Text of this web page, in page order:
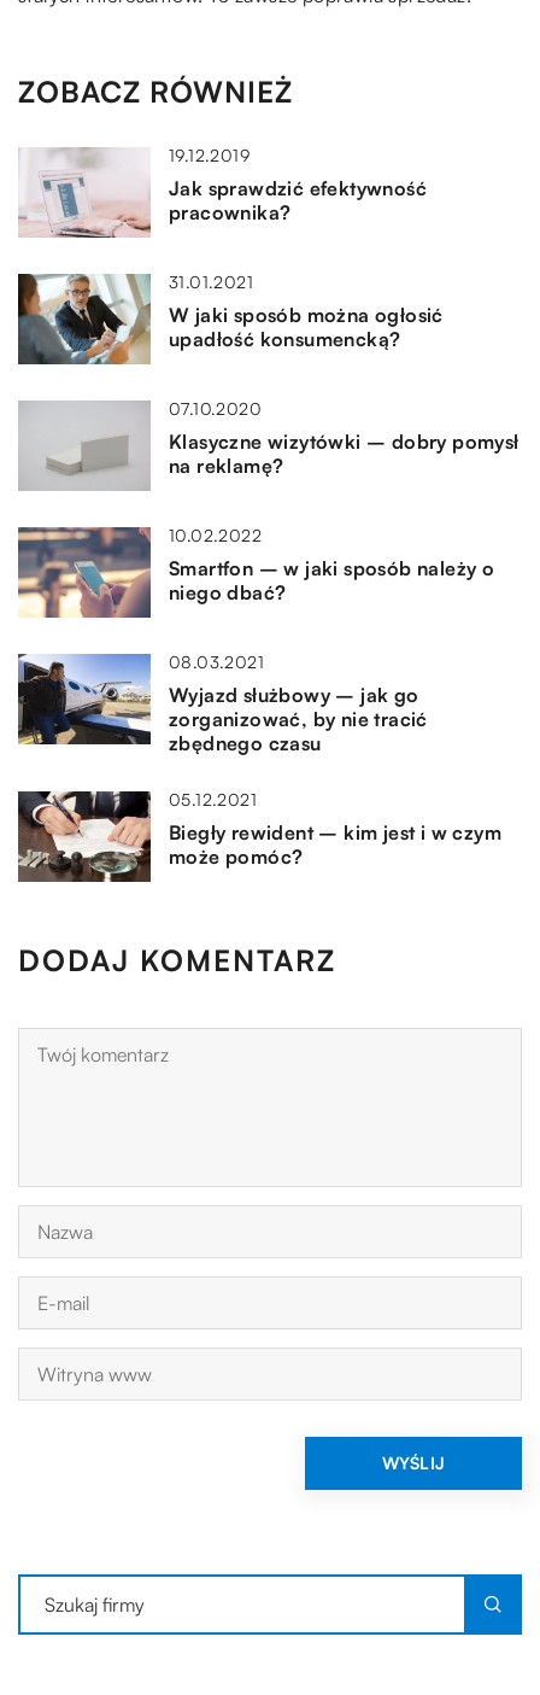
ZOBACZ RÓWNIEŻ
19.12.2019
Jak sprawdzić efektywność
pracownika?
31.01.2021
W jaki sposób można ogłosić
upadłość konsumencką?
07.10.2020
Klasyczne wizytówki – dobry pomysł
na reklamę?
10.02.2022
Smartfon – w jaki sposób należy o
niego dbać?
08.03.2021
Wyjazd służbowy – jak go
zorganizować, by nie tracić
zbędnego czasu
05.12.2021
Biegły rewident – kim jest i w czym
może pomóc?
DODAJ KOMENTARZ